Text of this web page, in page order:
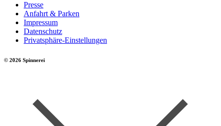
Presse
Anfahrt & Parken
Impressum
Datenschutz
Privatsphäre-Einstellungen
© 2026 Spinnerei